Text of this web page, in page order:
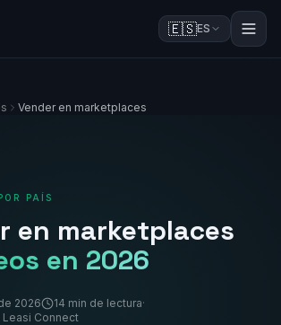
🇪🇸ES
Vender en marketplaces
PAÍS
en marketplaces
en 2026
2026 14 min de lectura·
Leasi Connect